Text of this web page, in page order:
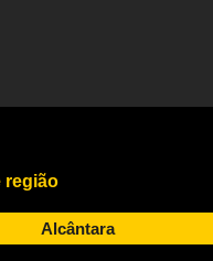
região
Alcântara